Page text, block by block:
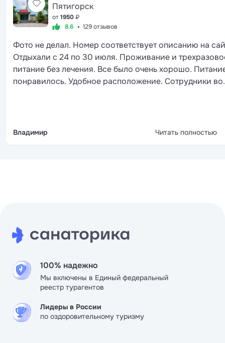
Пятигорск
от1950₽
8.6
129 отзывов
Фото не делал. Номер соответствует описанию на
Отдыхали с 24 по 30 июля. Проживание и
питание без лечения. Все было очень хорошо.
понравилось. Удобное расположение. Сотрудники во
Владимир Читать полностью
100% надежно
Мы включены в Единый федеральный
реестр турагентов
Лидеры в России
по оздоровительному туризму